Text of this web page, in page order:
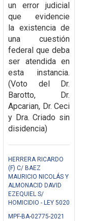
un error judicial
que evidencie
la existencia de
una cuestión
federal que deba
ser atendida en
esta instancia.
(Voto del Dr.
Barotto, Dr.
Apcarian, Dr. Ceci
y Dra. Criado sin
disidencia)
HERRERA RICARDO
(F) C/ BAEZ
MAURICIO NICOLÁS Y
ALMONACID DAVID
EZEQUIEL S/
HOMICIDIO - LEY 5020
MPF-BA-02775-2021